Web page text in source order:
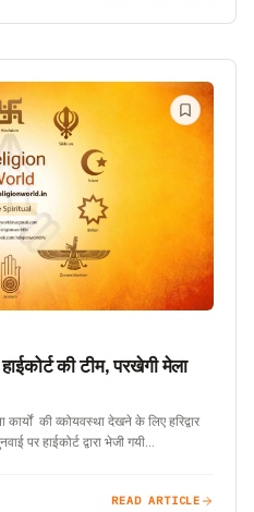
की टीम, परखेगी मेला
कार्यों की व्कोयवस्था देखने के लिए हरिद्वार
पर हाईकोर्ट द्वारा भेजी गयी…
READ ARTICLE